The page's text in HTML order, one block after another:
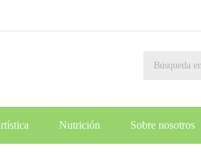
Nutrición Sobre nosotros